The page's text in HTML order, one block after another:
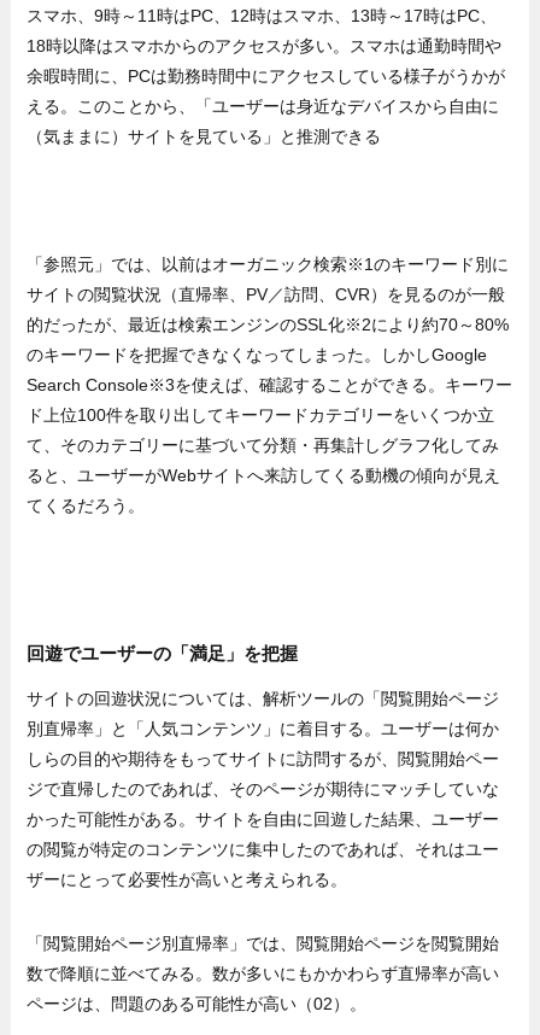
スマホ、9時～11時はPC、12時はスマホ、13時～17時はPC、
18時以降はスマホからのアクセスが多い。スマホは通勤時間や
余暇時間に、PCは勤務時間中にアクセスしている様子がうかが
える。このことから、「ユーザーは身近なデバイスから自由に
（気ままに）サイトを見ている」と推測できる
「参照元」では、以前はオーガニック検索※1のキーワード別に
サイトの閲覧状況（直帰率、PV／訪問、CVR）を見るのが一般
的だったが、最近は検索エンジンのSSL化※2により約70～80%
のキーワードを把握できなくなってしまった。しかしGoogle
Search Console※3を使えば、確認することができる。キーワー
ド上位100件を取り出してキーワードカテゴリーをいくつか立
て、そのカテゴリーに基づいて分類・再集計しグラフ化してみ
ると、ユーザーがWebサイトへ来訪してくる動機の傾向が見え
てくるだろう。
回遊でユーザーの「満足」を把握
サイトの回遊状況については、解析ツールの「閲覧開始ページ
別直帰率」と「人気コンテンツ」に着目する。ユーザーは何か
しらの目的や期待をもってサイトに訪問するが、閲覧開始ペー
ジで直帰したのであれば、そのページが期待にマッチしていな
かった可能性がある。サイトを自由に回遊した結果、ユーザー
の閲覧が特定のコンテンツに集中したのであれば、それはユー
ザーにとって必要性が高いと考えられる。
「閲覧開始ページ別直帰率」では、閲覧開始ページを閲覧開始
数で降順に並べてみる。数が多いにもかかわらず直帰率が高い
ページは、問題のある可能性が高い（02）。